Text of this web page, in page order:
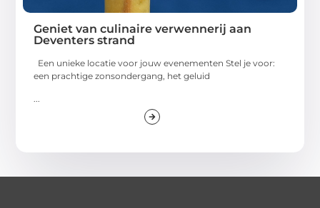
Geniet van culinaire verwennerij aan
Deventers strand
Een unieke locatie voor jouw evenementen Stel je voor:
een prachtige zonsondergang, het geluid